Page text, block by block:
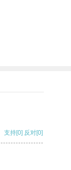
支持[0] 反对[0]